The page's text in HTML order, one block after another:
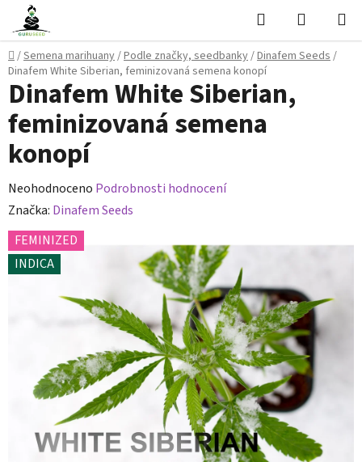
Přejít
obsah
Hledat
KOŠÍK
Domů
/Semena marihuany/Podle značky, seedbanky/Dinafem Seeds/
Dinafem White Siberian, feminizovaná semena konopí
Dinafem White Siberian,
feminizovaná semena
konopí
Průměrné
hodnocení
produktu
je
0,0
Neohodnoceno Podrobnosti hodnocení
Značka: Dinafem Seeds
FEMINIZED
INDICA